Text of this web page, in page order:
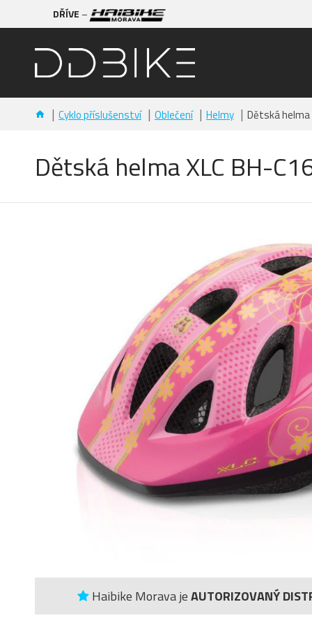
DŘÍVE –
Cyklo příslušenství Oblečení Helmy Dětská helma
Dětská helma XLC BH-
Haibike Morava jeAUTORIZOVANÝ